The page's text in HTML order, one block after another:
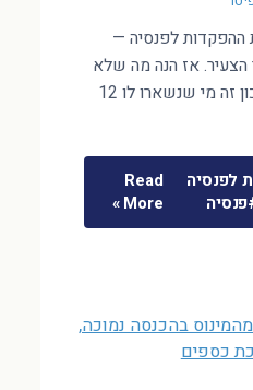
ההפקדות לפנסיה —
הצעיר. אז הנה מה שלא
נאמר: מי שבאמת בסיכון זה מי שנשארו לו 12
לפנסיה
Read
More »